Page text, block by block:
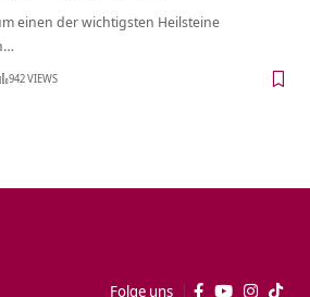
einen der wichtigsten Heilsteine
942 VIEWS
Folge uns